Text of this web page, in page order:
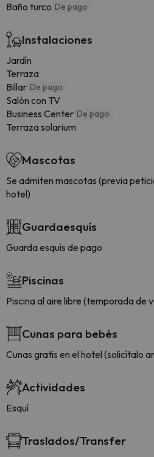
Baño turco De pago
Instalaciones
Jardín
Terraza
Billar De pago
Salón con TV
Business Center De pago
Terraza solarium
Mascotas
Se admiten mascotas (previa
hotel)
Guardaesquís
Guarda esquís de pago
Piscinas
Piscina al aire libre (temporada de
Cunas para bebés
Cunas gratis en el hotel (solicítalo
Actividades
Esquí
Traslados/Transfer